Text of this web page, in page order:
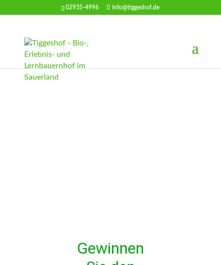
02935-4996 info@tiggeshof.de
Gewinnen